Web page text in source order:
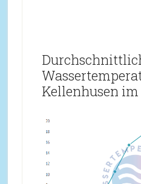
Kellenhusen